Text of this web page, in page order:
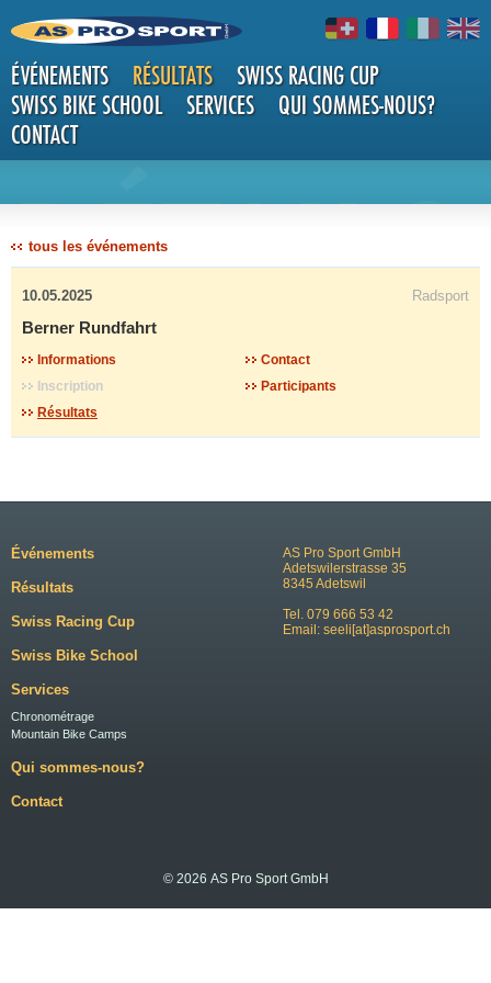
ÉVÉNEMENTS RÉSULTATS
SWISS RACING CUP
SWISS BIKE SCHOOL
SERVICES
QUI SOMMES-NOUS?
CONTACT
DÉTAILS
tous les événements
10.05.2025 Radsport
Berner Rundfahrt
Informations
Contact
Inscription
Participants
Résultats
AS Pro Sport GmbH
Adetswilerstrasse 35
8345 Adetswil
Tel. 079 666 53 42
Email: seeli[at]asprosport.ch
Événements
Résultats
Swiss Racing Cup
Swiss Bike School
Services
Chronométrage
Mountain Bike Camps
Qui sommes-nous?
Contact
© 2026 AS Pro Sport GmbH